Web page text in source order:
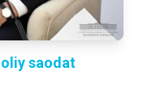
oliy saodat